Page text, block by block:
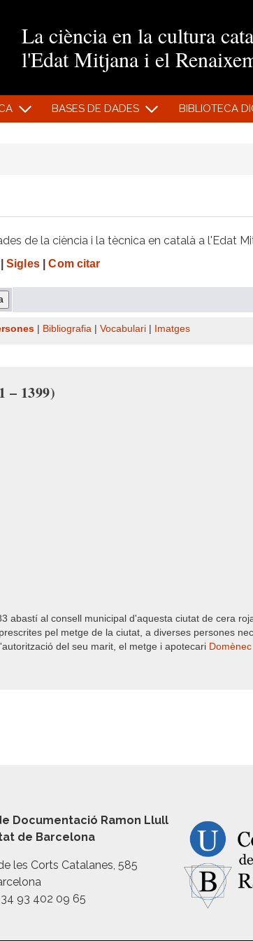
La ciència en la cultura
l'Edat Mitjana i el
BASES DE DADES BIBLIOTECA
de la ciència i la tècnica en català a l'Edat
Sigles| Com citar
Bibliografia Vocabulari Imatges
– 1399)
abastí al consell municipal d'aquesta ciutat de cera
pel metge de la ciutat, a diverses persones
del seu marit, el metge i apotecari Domènec
Documentació Ramon Llull
de Barcelona
les Corts Catalanes, 585
93 402 09 65